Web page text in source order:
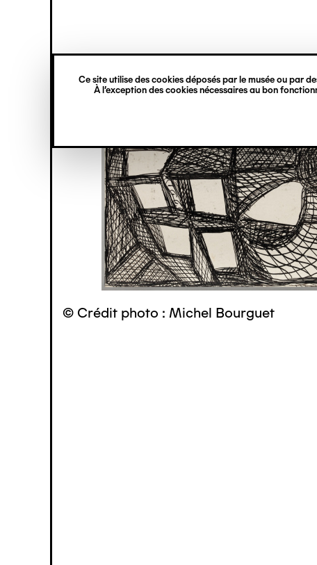
Ce site utilise des cookies déposés par le musée ou par
À l’exception des cookies nécessaires au bon
principal
verticale
© Crédit photo : Michel Bourguet